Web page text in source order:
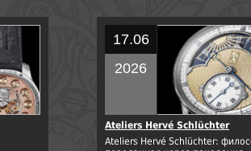
17.06
2026
Ateliers Hervé Schlüchter
Ateliers Hervé Schlüchter: